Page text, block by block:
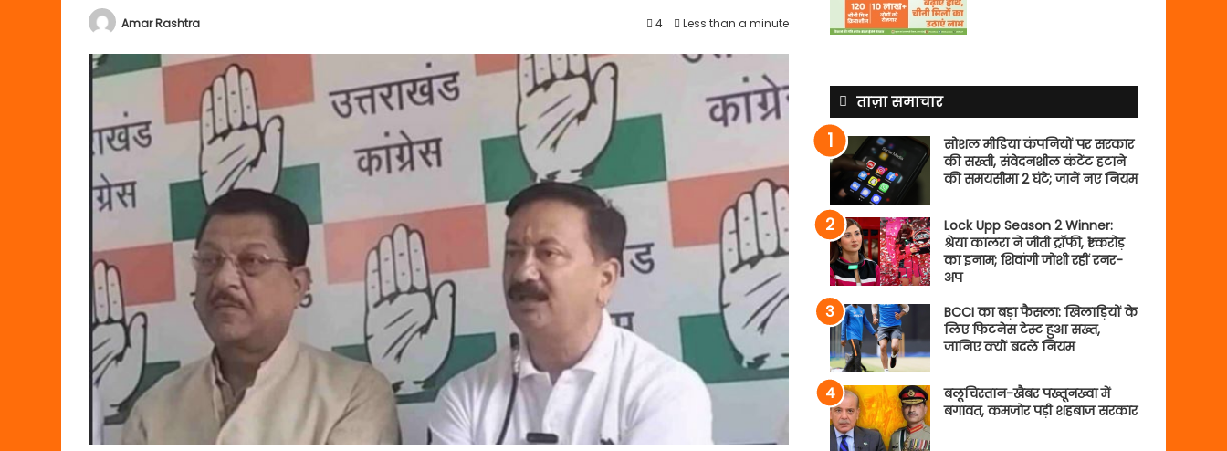
Amar Rashtra 4 Less than a minute
ताज़ा समाचार
सोशल मीडिया कंपनियों पर सरकार
की सख्ती, संवेदनशील कंटेंट हटाने
की समयसीमा 2 घंटे; जानें नए नियम
Lock Upp Season 2 Winner:
श्रेया कालरा ने जीती ट्रॉफी, ₹1 करोड़
का इनाम; शिवांगी जोशी रहीं रनर-
अप
BCCI का बड़ा फैसला: खिलाड़ियों के
लिए फिटनेस टेस्ट हुआ सख्त,
जानिए क्यों बदले नियम
बलूचिस्तान-खैबर पख्तूनख्वा में
बगावत, कमजोर पड़ी शहबाज सरकार